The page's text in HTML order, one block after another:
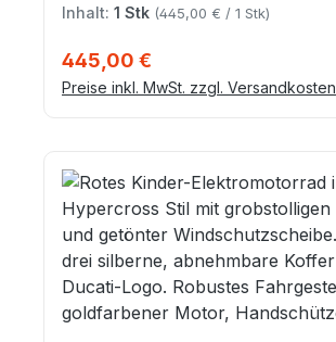
Inhalt: 1 Stk (445,00 € / 1 Stk)
445,00 €
Preise inkl. MwSt. zzgl. Versandkosten